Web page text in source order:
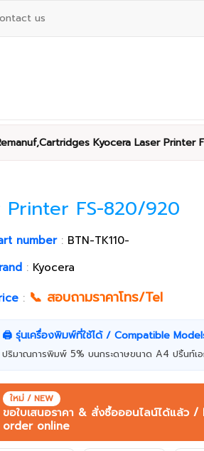
us
Kyocera Laser Printer
Printer FS-820/920
number: BTN-TK110-
: Kyocera
: 📞 สอบถามราคาโทร/Tel
🖨️ รุ่นเครื่องพิมพ์ที่ใช้ได้ / Compatible
ปริมาณการพิมพ์ 5% บนกระดาษขนาด A4 ปริ้นท์เ
ใหม่ / NEW
ขอใบเสนอราคา & สั่งซื้อออนไลน์ได้แล้ว
order online